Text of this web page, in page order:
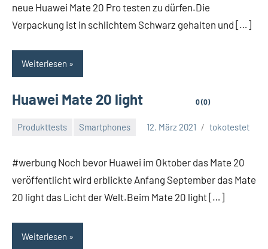
neue Huawei Mate 20 Pro testen zu dürfen.Die
Verpackung ist in schlichtem Schwarz gehalten und […]
Weiterlesen
Huawei Mate 20 light 0 (0)
Produkttests Smartphones 12. März 2021 tokotestet
#werbung Noch bevor Huawei im Oktober das Mate 20
veröffentlicht wird erblickte Anfang September das Mate
20 light das Licht der Welt.Beim Mate 20 light […]
Weiterlesen